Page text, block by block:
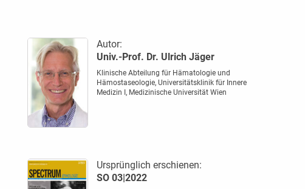
Autor:
Univ.-Prof. Dr. Ulrich Jäger
Klinische Abteilung für Hämatologie und
Hämostaseologie, Universitätsklinik für Innere
Medizin I, Medizinische Universität Wien
Ursprünglich erschienen:
SO 03|2022